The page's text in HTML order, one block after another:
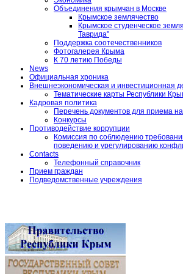
Объединения крымчан в Москве
Крымское землячество
Крымское студенческое
Таврида"
Поддержка соотечественников
Фотогалерея Крыма
К 70 летию Победы
News
Официальная хроника
Внешнеэкономическая и инвестиционная
Тематические карты Республики
Кадровая политика
Перечень документов для приема
Конкурсы
Противодействие коррупции
Комиссия по соблюдению
поведению и урегулированию
Contacts
Телефонный справочник
Прием граждан
Подведомственные учреждения